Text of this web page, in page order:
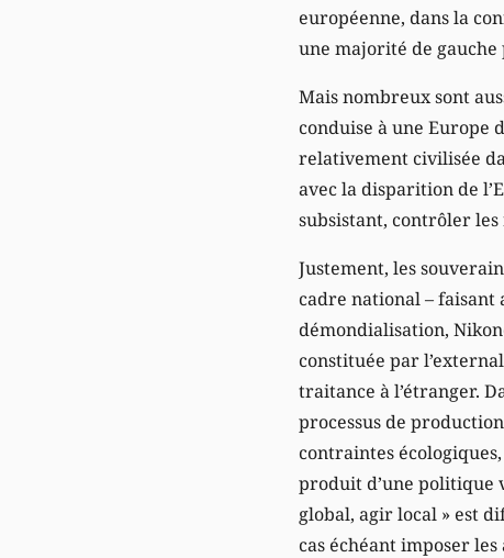
européenne, dans la
une majorité de gauche
Mais nombreux sont
conduise à une Europe
relativement civilisée
avec la disparition de
subsistant, contrôler
Justement, les
cadre national – faisant
démondialisation,
constituée par
traitance à l’étranger.
processus de
contraintes
produit d’une politique
global, agir local » est
cas échéant imposer